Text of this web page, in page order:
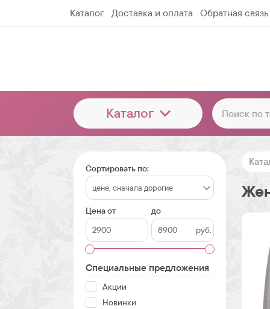
Каталог Доставка и оплата Обратная связь
Каталог
Сортировать по:
Цена от
до
руб.
Специальные предложения
Акции
Новинки